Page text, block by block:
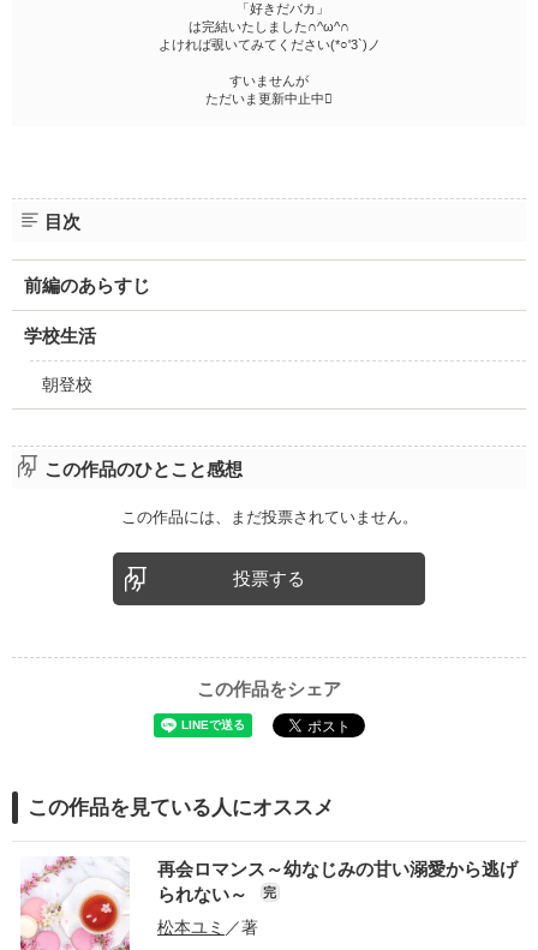
「好きだバカ」
は完結いたしました∩^ω^∩
よければ覗いてみてください(*○'3`)ノ
すいませんが
ただいま更新中止中
目次
前編のあらすじ
学校生活
朝登校
この作品のひとこと感想
この作品には、まだ投票されていません。
投票する
この作品をシェア
この作品を見ている人にオススメ
再会ロマンス～幼なじみの甘い溺愛から逃げ
られない～
完
松本ユミ ／著